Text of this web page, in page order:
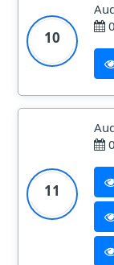
10
11